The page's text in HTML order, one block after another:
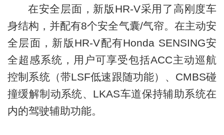
在安全层面，新版HR-V采用了高刚度车
身结构，并配有8个安全气囊/气帘。在主动安
全层面，新版HR-V配有Honda SENSING安
全超感系统，用户可享受包括ACC主动巡航
控制系统（带LSF低速跟随功能）、CMBS碰
撞缓解制动系统、LKAS车道保持辅助系统在
内的驾驶辅助功能。